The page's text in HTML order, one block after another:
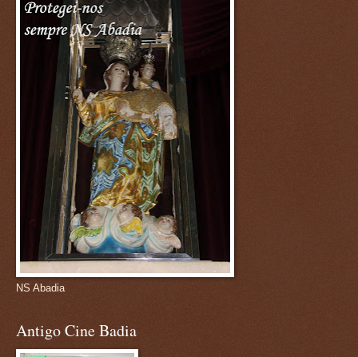
NS Abadia
Antigo Cine Badia